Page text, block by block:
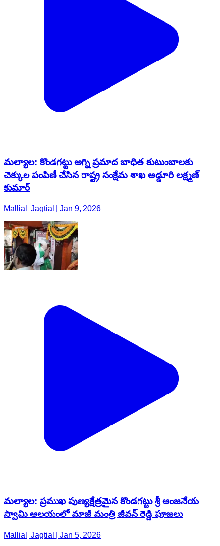
మల్యాల: కొండగట్టు అగ్ని ప్రమాద బాధిత కుటుంబాలకు
చెక్కుల పంపిణీ చేసిన రాష్ట్ర సంక్షేమ శాఖ అడ్డూరి లక్ష్మణ్
కుమార్
Mallial, Jagtial | Jan 9, 2026
మల్యాల: ప్రముఖ పుణ్యక్షేత్రమైన కొండగట్టు శ్రీ ఆంజనేయ
స్వామి ఆలయంలో మాజీ మంత్రి జీవన్ రెడ్డి పూజలు
Mallial, Jagtial | Jan 5, 2026